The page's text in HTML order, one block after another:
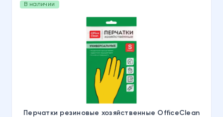
В наличии
Перчатки резиновые хозяйственные OfficeClean